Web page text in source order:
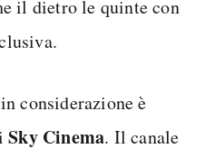
il dietro le quinte con
considerazione è
Sky Cinema. Il canale